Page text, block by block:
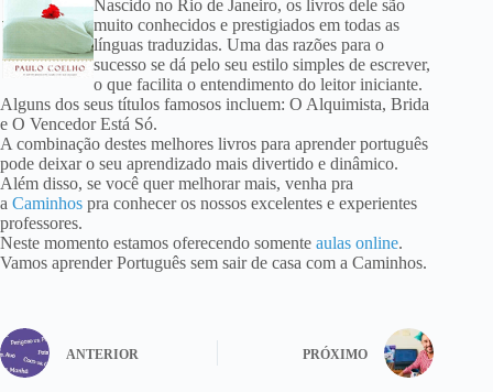
Nascido no Rio de Janeiro, os livros dele são
muito conhecidos e prestigiados em todas as
línguas traduzidas. Uma das razões para o
sucesso se dá pelo seu estilo simples de escrever,
o que facilita o entendimento do leitor iniciante.
Alguns dos seus títulos famosos incluem: O Alquimista, Brida
e O Vencedor Está Só.
A combinação destes melhores livros para aprender português
pode deixar o seu aprendizado mais divertido e dinâmico.
Além disso, se você quer melhorar mais, venha pra
a Caminhos pra conhecer os nossos excelentes e experientes
professores.
Neste momento estamos oferecendo somente aulas online.
Vamos aprender Português sem sair de casa com a Caminhos.
ANTERIOR PRÓXIMO